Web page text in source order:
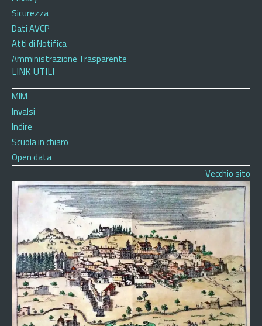
Sicurezza
Dati AVCP
Atti di Notifica
Amministrazione Trasparente
LINK UTILI
MIM
Invalsi
Indire
Scuola in chiaro
Open data
Vecchio sito